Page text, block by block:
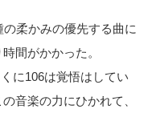
柔かみの優先する曲に
間がかかった。
に106は覚悟はしてい
音楽の力にひかれて、